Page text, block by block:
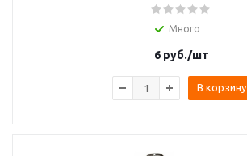
Много
6руб./шт
В корзину